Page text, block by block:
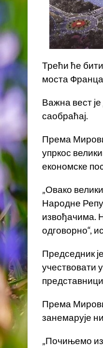
Трећи ће
моста
Важна вест
саобраћај.
Према
упркос
економске
„Овако
Народне
извођачима.
одговорно“,
Председник
учествовати
Према
занемарује
„Почињемо